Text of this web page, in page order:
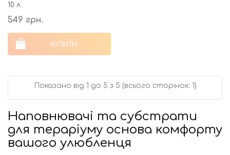
10 л
549 грн.
КУПИТИ
Показано від 1 до 5 з 5 (всього сторінок: 1)
Наповнювачі та субстрати
для тераріуму основа комфорту
вашого улюбленця